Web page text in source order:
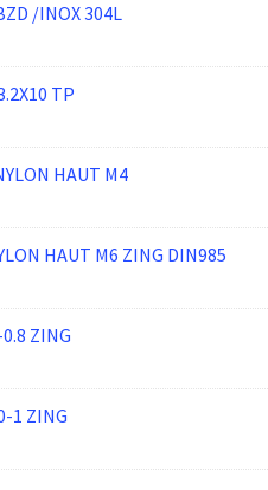
/INOX 304L
TP
HAUT M4
HAUT M6 ZING DIN985
ZING
1 ZING